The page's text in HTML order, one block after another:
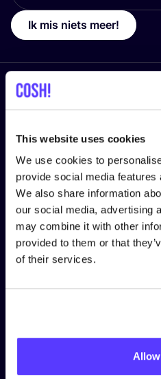
This website uses cookies
We use cookies to
provide social media
We also share information
our social media, advertising
may combine it with other
provided to them or that
of their services.
Ik mis niets meer!
Volg ons
LEGAL
Privacy Policy
Cookie Policy
Algemene Voorwaarden